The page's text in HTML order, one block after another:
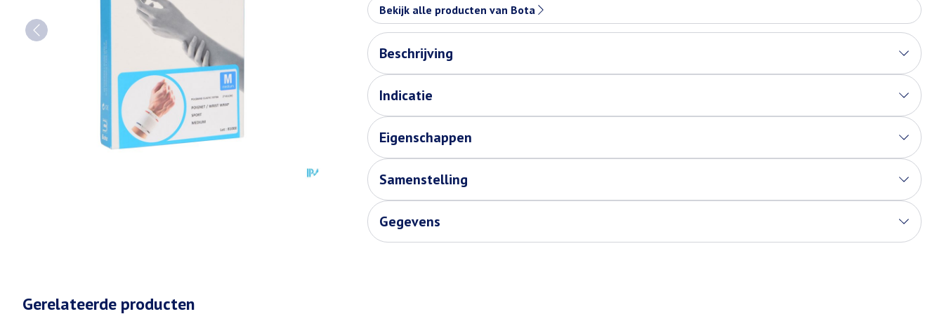
Bekijk alle producten van Bota
Beschrijving
Indicatie
Eigenschappen
Samenstelling
Gegevens
Gerelateerde producten